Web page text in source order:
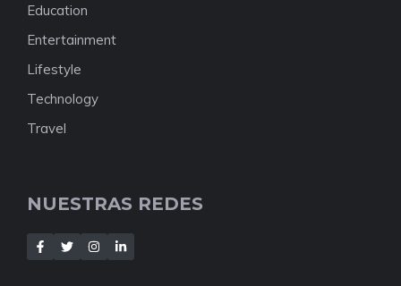
Education
Entertainment
Lifestyle
Technology
Travel
NUESTRAS REDES